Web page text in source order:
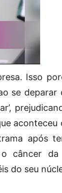
Isso
se deparar
aconteceu
após
câncer da
do seu